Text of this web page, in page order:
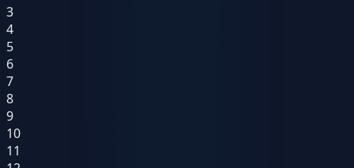
3
4
5
6
7
8
9
10
11